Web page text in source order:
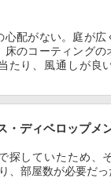
心配がない。庭が広
床のコーティングの
たり、風通しが良
・ディベロップメ
探していたため、
、部屋数が必要だ